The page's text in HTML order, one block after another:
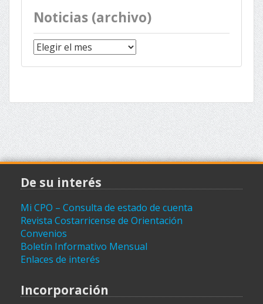
Noticias (archivo)
Noticias
(archivo)
De su interés
Mi CPO – Consulta de estado de cuenta
Revista Costarricense de Orientación
Convenios
Boletín Informativo Mensual
Enlaces de interés
Incorporación